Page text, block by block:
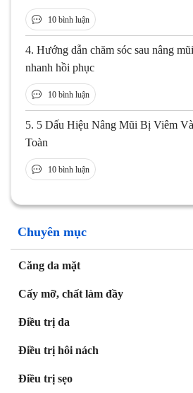
Chuyên mục
Căng da mặt
Cấy mỡ, chất làm đầy
Điều trị da
Điều trị hôi nách
Điều trị sẹo
10 bình luận
4. Hướng dẫn chăm sóc sau nâng
nhanh hồi phục
10 bình luận
5. 5 Dấu Hiệu Nâng Mũi Bị Viêm
Toàn
10 bình luận